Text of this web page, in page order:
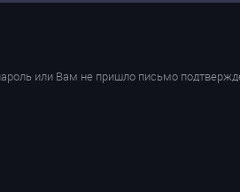
или Вам не пришло письмо